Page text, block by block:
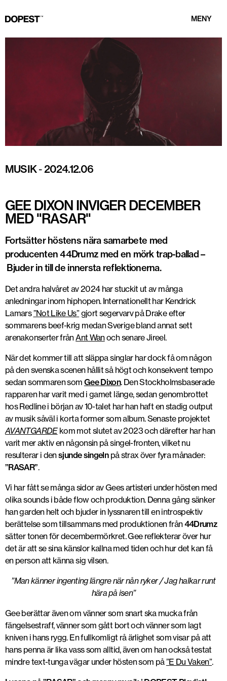
MENY
MUSIK-2024.12.06
GEE DIXON INVIGER DECEMBER
MED "RASAR"
Fortsätter höstens nära samarbete med
producenten 44Drumz med en mörk trap-ballad –
Bjuder in till de innersta reflektionerna.
Det andra halvåret av 2024 har stuckit ut av många
anledningar inom hiphopen. Internationellt har Kendrick
Lamars”Not Like Us”gjort segervarv på Drake efter
sommarens beef-krig medan Sverige bland annat sett
arenakonserter frånAnt Wanoch senare Jireel.
När det kommer till att släppa singlar har dock få om någon
på den svenska scenen hållit så högt och konsekvent tempo
sedan sommaren som Gee Dixon. Den Stockholmsbaserade
rapparen har varit med i gamet länge, sedan genombrottet
hos Redline i början av 10-talet har han haft en stadig output
av musik såväl i korta former som album. Senaste projektet
AVANTGARDEkom mot slutet av 2023 och därefter har han
varit mer aktiv en någonsin på singel-fronten, vilket nu
resulterar i densjunde singelnpå strax över fyra månader:
”RASAR”.
Vi har fått se många sidor av Gees artisteri under hösten med
olika sounds i både flow och produktion. Denna gång sänker
han garden helt och bjuder in lyssnaren till en introspektiv
berättelse som tillsammans med produktionen från44Drumz
sätter tonen för decembermörkret. Gee reflekterar över hur
det är att se sina känslor kallna med tiden och hur det kan få
en person att känna sig vilsen.
”Man känner ingenting längre när nån ryker / Jag halkar runt
hära på isen”
Gee berättar även om vänner som snart ska mucka från
fängelsestraff, vänner som gått bort och vänner som lagt
kniven i hans rygg. En fullkomligt rå ärlighet som visar på att
hans penna är lika vass som alltid, även om han också testat
mindre text-tunga vägar under hösten som på”E Du Vaken”.